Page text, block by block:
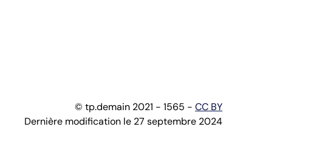
© tp.demain 2021 - 1565 - CC BY
Dernière modification le 27 septembre 2024